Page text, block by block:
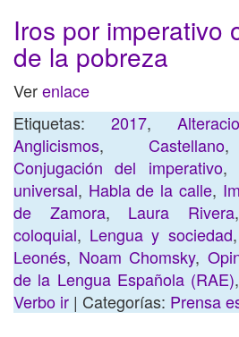
Iros por imperativo
de la pobreza
Verenlace
Etiquetas: 2017,
Anglicismos, Castellano
Conjugación del imperativo,
universal, Habla de la calle,
de Zamora, Laura Rivera
coloquial, Lengua y sociedad,
Leonés, Noam Chomsky,
de la Lengua Española (RAE),
Verbo ir | Categorías: Prensa